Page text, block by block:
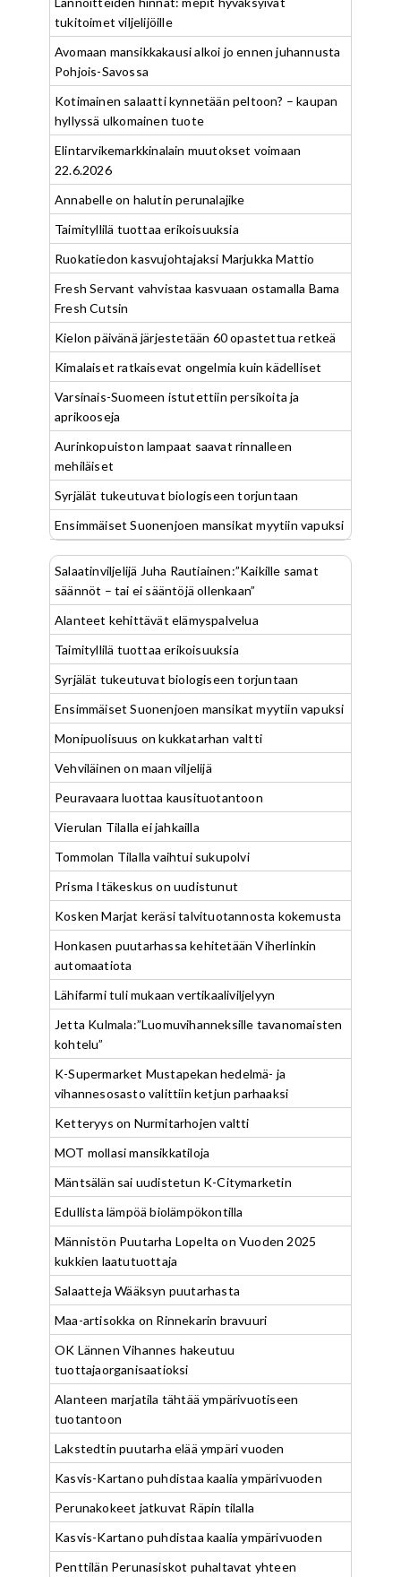
tukitoimet viljelijöille
Avomaan mansikkakausi alkoi jo ennen juhannusta
Pohjois-Savossa
Kotimainen salaatti kynnetään peltoon? – kaupan
hyllyssä ulkomainen tuote
Elintarvikemarkkinalain muutokset voimaan
22.6.2026
Annabelle on halutin perunalajike
Taimityllilä tuottaa erikoisuuksia
Ruokatiedon kasvujohtajaksi Marjukka Mattio
Fresh Servant vahvistaa kasvuaan ostamalla Bama
Fresh Cutsin
Kielon päivänä järjestetään 60 opastettua retkeä
Kimalaiset ratkaisevat ongelmia kuin kädelliset
Varsinais-Suomeen istutettiin persikoita ja
aprikooseja
Aurinkopuiston lampaat saavat rinnalleen
mehiläiset
Syrjälät tukeutuvat biologiseen torjuntaan
Ensimmäiset Suonenjoen mansikat myytiin vapuksi
Salaatinviljelijä Juha Rautiainen:”Kaikille samat
säännöt – tai ei sääntöjä ollenkaan”
Alanteet kehittävät elämyspalvelua
Taimityllilä tuottaa erikoisuuksia
Syrjälät tukeutuvat biologiseen torjuntaan
Ensimmäiset Suonenjoen mansikat myytiin vapuksi
Monipuolisuus on kukkatarhan valtti
Vehviläinen on maan viljelijä
Peuravaara luottaa kausituotantoon
Vierulan Tilalla ei jahkailla
Tommolan Tilalla vaihtui sukupolvi
Prisma Itäkeskus on uudistunut
Kosken Marjat keräsi talvituotannosta kokemusta
Honkasen puutarhassa kehitetään Viherlinkin
automaatiota
Lähifarmi tuli mukaan vertikaaliviljelyyn
Jetta Kulmala:”Luomuvihanneksille tavanomaisten
kohtelu”
K-Supermarket Mustapekan hedelmä- ja
vihannesosasto valittiin ketjun parhaaksi
Ketteryys on Nurmitarhojen valtti
MOT mollasi mansikkatiloja
Mäntsälän sai uudistetun K-Citymarketin
Edullista lämpöä biolämpökontilla
Männistön Puutarha Lopelta on Vuoden 2025
kukkien laatutuottaja
Salaatteja Wääksyn puutarhasta
Maa-artisokka on Rinnekarin bravuuri
OK Lännen Vihannes hakeutuu
tuottajaorganisaatioksi
Alanteen marjatila tähtää ympärivuotiseen
tuotantoon
Lakstedtin puutarha elää ympäri vuoden
Kasvis-Kartano puhdistaa kaalia ympärivuoden
Perunakokeet jatkuvat Räpin tilalla
Kasvis-Kartano puhdistaa kaalia ympärivuoden
Penttilän Perunasiskot puhaltavat yhteen